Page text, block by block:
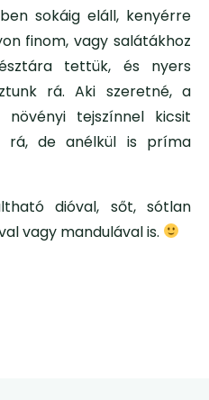
sokáig eláll, kenyérre
finom, vagy salátákhoz
tettük, és nyers
rá. Aki szeretné, a
tejszínnel kicsit
rá, de anélkül is príma
dióval, sőt, sótlan
vagy mandulával is.